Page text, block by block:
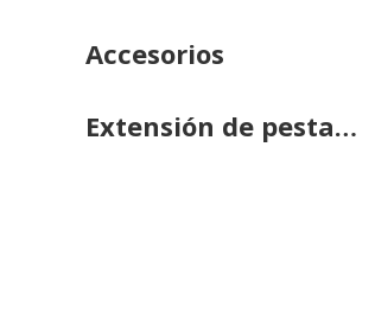
Accesorios
Extensión de pestañas